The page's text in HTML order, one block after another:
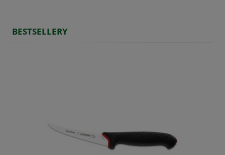
BESTSELLERY